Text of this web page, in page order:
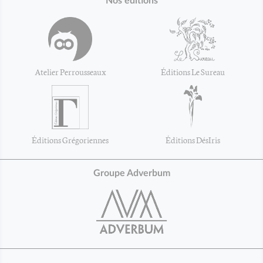
Atelier Perrousseaux Éditions Le Sureau
Éditions Grégoriennes Éditions DésIris
Groupe Adverbum